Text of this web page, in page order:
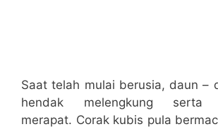
Saat telah mulai berusia, daun –
hendak melengkung serta
merapat. Corak kubis pula